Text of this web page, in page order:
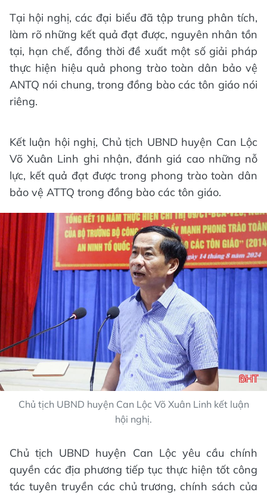
Tại hội nghị, các đại biểu đã tập trung phân tích,
làm rõ những kết quả đạt được, nguyên nhân tồn
tại, hạn chế, đồng thời đề xuất một số giải pháp
thực hiện hiệu quả phong trào toàn dân bảo vệ
ANTQ nói chung, trong đồng bào các tôn giáo nói
riêng.
Kết luận hội nghị, Chủ tịch UBND huyện Can Lộc
Võ Xuân Linh ghi nhận, đánh giá cao những nỗ
lực, kết quả đạt được trong phong trào toàn dân
bảo vệ ATTQ trong đồng bào các tôn giáo.
Chủ tịch UBND huyện Can Lộc Võ Xuân Linh kết luận
hội nghị.
Chủ tịch UBND huyện Can Lộc yêu cầu chính
quyền các địa phương tiếp tục thực hiện tốt công
tác tuyên truyền các chủ trương, chính sách của